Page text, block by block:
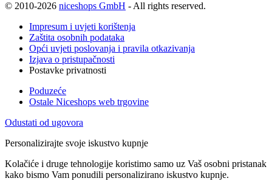
© 2010-2026 niceshops GmbH - All rights reserved.
Impresum i uvjeti korištenja
Zaštita osobnih podataka
Opći uvjeti poslovanja i pravila otkazivanja
Izjava o pristupačnosti
Postavke privatnosti
Poduzeće
Ostale Niceshops web trgovine
Odustati od ugovora
Personalizirajte svoje iskustvo kupnje
Kolačiće i druge tehnologije koristimo samo uz Vaš osobni pristanak
kako bismo Vam ponudili personalizirano iskustvo kupnje.